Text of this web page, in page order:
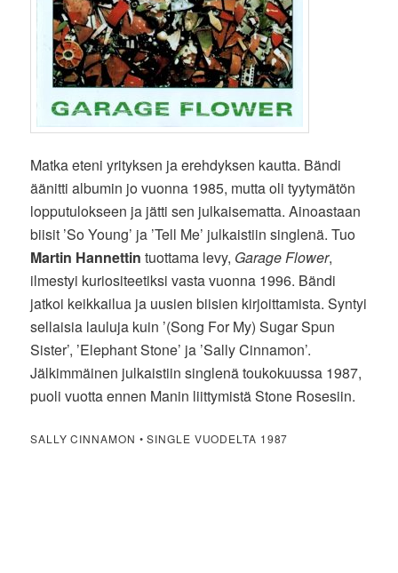
Matka eteni yrityksen ja erehdyksen kautta. Bändi
äänitti albumin jo vuonna 1985, mutta oli tyytymätön
lopputulokseen ja jätti sen julkaisematta. Ainoastaan
biisit ’So Young’ ja ’Tell Me’ julkaistiin singlenä. Tuo
Martin Hannettin tuottama levy, Garage Flower,
ilmestyi kuriositeetiksi vasta vuonna 1996. Bändi
jatkoi keikkailua ja uusien biisien kirjoittamista. Syntyi
sellaisia lauluja kuin ’(Song For My) Sugar Spun
Sister’, ’Elephant Stone’ ja ’Sally Cinnamon’.
Jälkimmäinen julkaistiin singlenä toukokuussa 1987,
puoli vuotta ennen Manin liittymistä Stone Rosesiin.
SALLY CINNAMON • SINGLE VUODELTA 1987